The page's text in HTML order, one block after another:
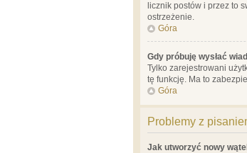
licznik postów i przez to
ostrzeżenie.
Góra
Gdy próbuję wysłać
Tylko zarejestrowani
tę funkcję. Ma to
Góra
Problemy z
Jak utworzyć nowy